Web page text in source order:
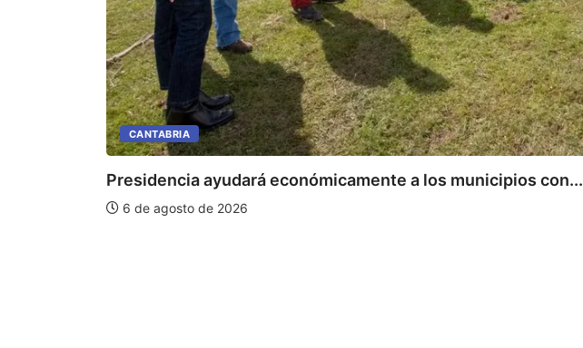
CANTABRIA
Presidencia ayudará económicamente a los municipios con...
6 de agosto de 2026